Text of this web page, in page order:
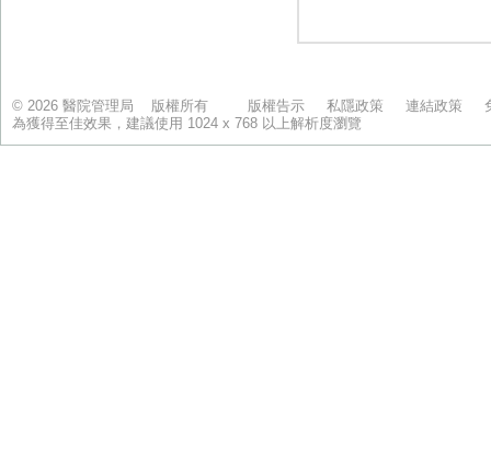
© 2026 醫院管理局 版權所有 版權告示 私隱政策 連結政策
為獲得至佳效果，建議使用 1024 x 768 以上解析度瀏覽